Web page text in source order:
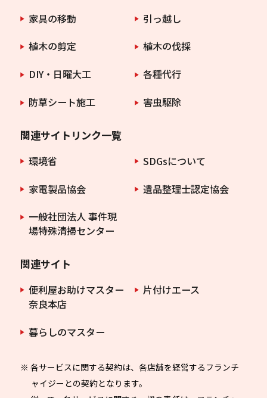
家具の移動
引っ越し
植木の剪定
植木の伐採
DIY・日曜大工
各種代行
防草シート施工
害虫駆除
関連サイトリンク一覧
環境省
SDGsについて
家電製品協会
遺品整理士認定協会
一般社団法人 事件現
場特殊清掃センター
関連サイト
便利屋お助けマスター
奈良本店
片付けエース
暮らしのマスター
※ 各サービスに関する契約は、各店舗を経営するフランチ
ャイジーとの契約となります。